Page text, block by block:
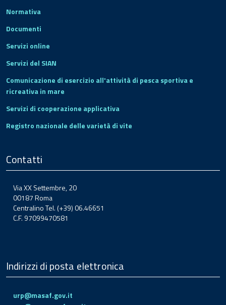
Normativa
Documenti
Servizi online
Servizi del SIAN
Comunicazione di esercizio all'attività di pesca sportiva e
ricreativa in mare
Servizi di cooperazione applicativa
Registro nazionale delle varietà di vite
Contatti
Via XX Settembre, 20
00187 Roma
Centralino Tel. (+39) 06.46651
C.F. 97099470581
Indirizzi di posta elettronica
urp@masaf.gov.it